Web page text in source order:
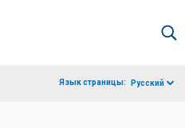
Язык страницы: Русский